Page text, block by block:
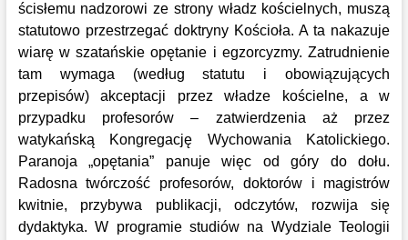
ścisłemu nadzorowi ze strony władz kościelnych, muszą
statutowo przestrzegać doktryny Kościoła. A ta nakazuje
wiarę w szatańskie opętanie i egzorcyzmy. Zatrudnienie
tam wymaga (według statutu i obowiązujących
przepisów) akceptacji przez władze kościelne, a w
przypadku profesorów – zatwierdzenia aż przez
watykańską Kongregację Wychowania Katolickiego.
Paranoja „opętania” panuje więc od góry do dołu.
Radosna twórczość profesorów, doktorów i magistrów
kwitnie, przybywa publikacji, odczytów, rozwija się
dydaktyka. W programie studiów na Wydziale Teologii